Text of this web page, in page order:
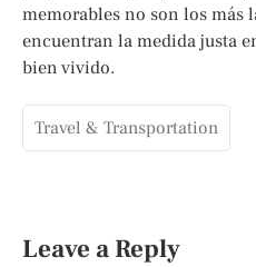
memorables no son los más
encuentran la medida justa
bien vivido.
Travel & Transportation
Leave a Reply